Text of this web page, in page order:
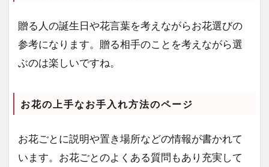
贈る人の誕生日や花言葉を考えながらお花選びの
参考になります。贈る相手のことを考えながら選
ぶのは楽しいですね。
お花の上手なお手入れ方法のページ
お花ごとに説明や置き場所などの情報が書かれて
います。お花ごとのよくある質問もあり充実して